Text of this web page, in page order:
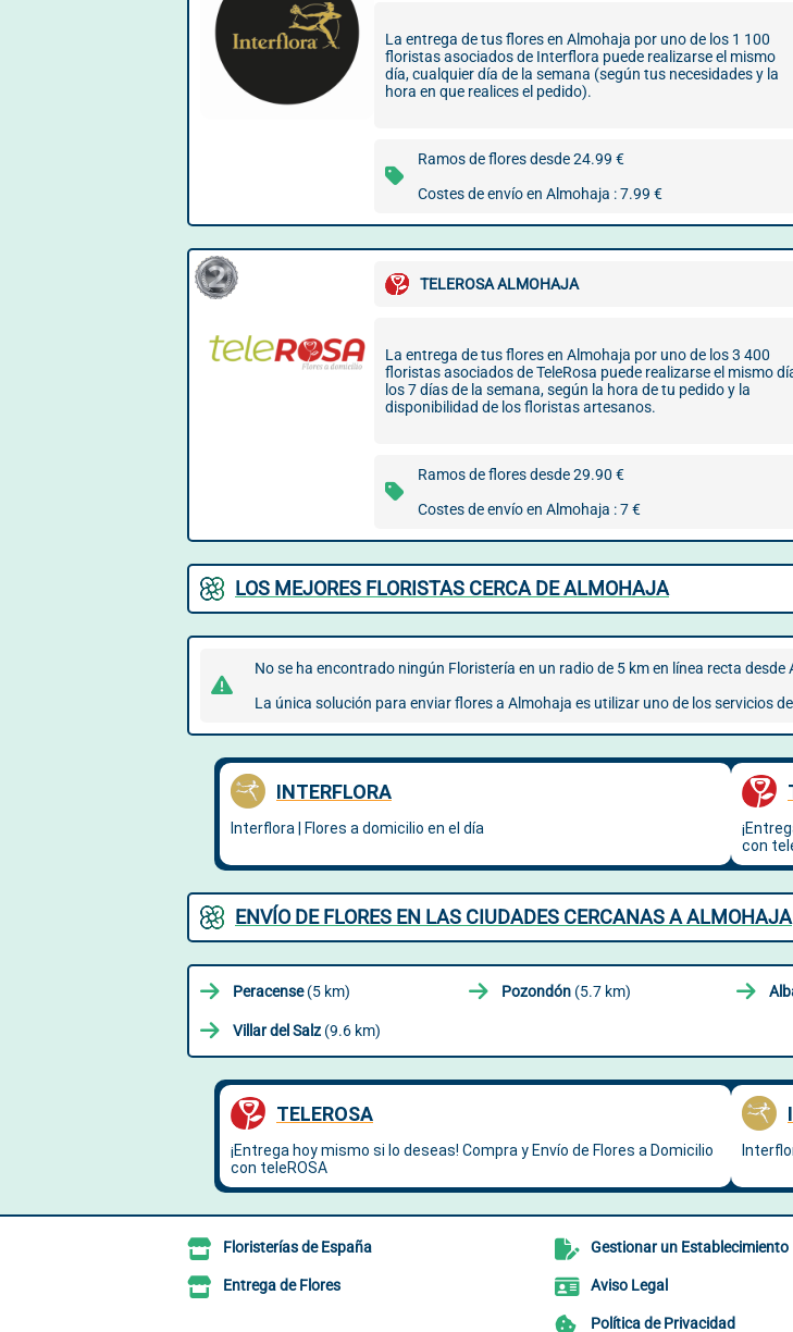
La entrega de tus flores en Almohaja por uno de los 1 100
floristas asociados de Interflora puede realizarse el mismo
día, cualquier día de la semana (según tus necesidades y la
hora en que realices el pedido).
Ramos de flores desde 24.99 €
Costes de envío en Almohaja : 7.99 €
TELEROSA ALMOHAJA
La entrega de tus flores en Almohaja por uno de los 3 400
floristas asociados de TeleRosa puede realizarse el mismo
los 7 días de la semana, según la hora de tu pedido y la
disponibilidad de los floristas artesanos.
Ramos de flores desde 29.90 €
Costes de envío en Almohaja : 7 €
LOS MEJORES FLORISTAS CERCA DE ALMOHAJA
No se ha encontrado ningún Floristería en un radio de 5 km en línea recta desde
La única solución para enviar flores a Almohaja es utilizar uno de los servicios
ENVÍO DE FLORES EN LAS CIUDADES CERCANAS A ALMOHAJA
Peracense(5 km) Pozondón(5.7 km)
Villar del Salz (9.6 km)
Floristerías de España
Entrega de Flores
Gestionar un Establecimiento
Aviso Legal
Política de Privacidad